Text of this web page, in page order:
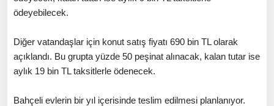
ödeyebilecek.
Diğer vatandaşlar için konut satış fiyatı 690 bin TL olarak
açıklandı. Bu grupta yüzde 50 peşinat alınacak, kalan tutar ise
aylık 19 bin TL taksitlerle ödenecek.
Bahçeli evlerin bir yıl içerisinde teslim edilmesi planlanıyor.